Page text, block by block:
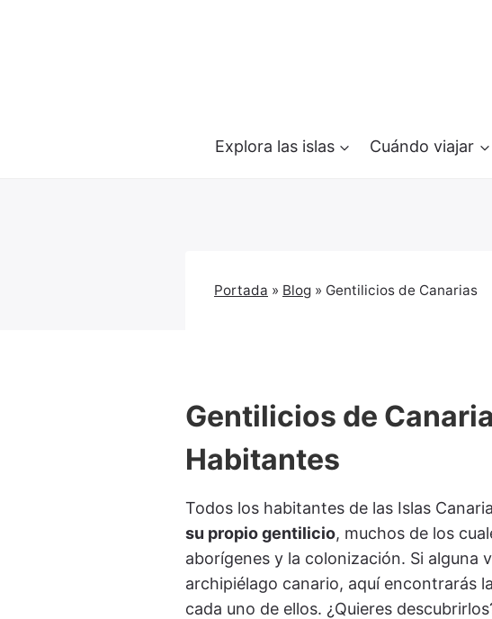
Explora las islas Cuándo viajar
Portada » Blog » Gentilicios de Canarias
Gentilicios de
Habitantes
Todos los habitantes de las Islas
su propio gentilicio, muchos de los
aborígenes y la colonización. Si alguna
archipiélago canario, aquí encontrarás
cada uno de ellos. ¿Quieres